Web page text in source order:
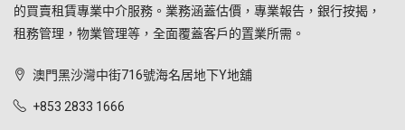
的買賣租賃專業中介服務。業務涵蓋估價，專業報告，銀行按揭，
租務管理，物業管理等，全面覆蓋客戶的置業所需。
澳門黑沙灣中街716號海名居地下Y地舖
+853 2833 1666